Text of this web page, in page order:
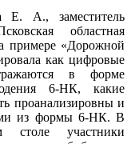
Е. А., заместитель
областная
примере «Дорожной
как цифровые
в форме
6-НК, какие
проанализировны и
из формы 6-НК. В
столе участники